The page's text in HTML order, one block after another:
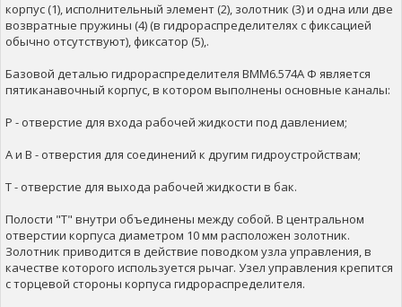
корпус (1), исполнительный элемент (2), золотник (3) и одна или две
возвратные пружины (4) (в гидрораспределителях с фиксацией
обычно отсутствуют), фиксатор (5),.
Базовой деталью гидрораспределителя ВММ6.574А Ф является
пятиканавочный корпус, в котором выполнены основные каналы:
P - отверстие для входа рабочей жидкости под давлением;
А и В - отверстия для соединений к другим гидроустройствам;
Т - отверстие для выхода рабочей жидкости в бак.
Полости "Т" внутри объединены между собой. В центральном
отверстии корпуса диаметром 10 мм расположен золотник.
Золотник приводится в действие поводком узла управления, в
качестве которого используется рычаг. Узел управления крепится
с торцевой стороны корпуса гидрораспределителя.